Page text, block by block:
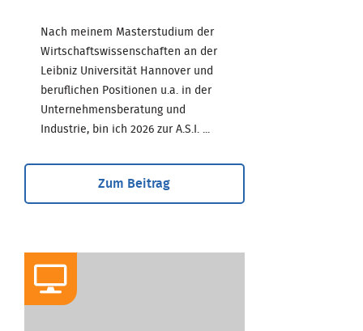
Nach meinem Masterstudium der
Wirtschaftswissenschaften an der
Leibniz Universität Hannover und
beruflichen Positionen u.a. in der
Unternehmensberatung und
Industrie, bin ich 2026 zur A.S.I. ...
Zum Beitrag